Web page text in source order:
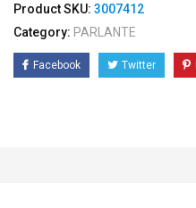
Product SKU: 3007412
Category: PARLANTE
Facebook Twitter